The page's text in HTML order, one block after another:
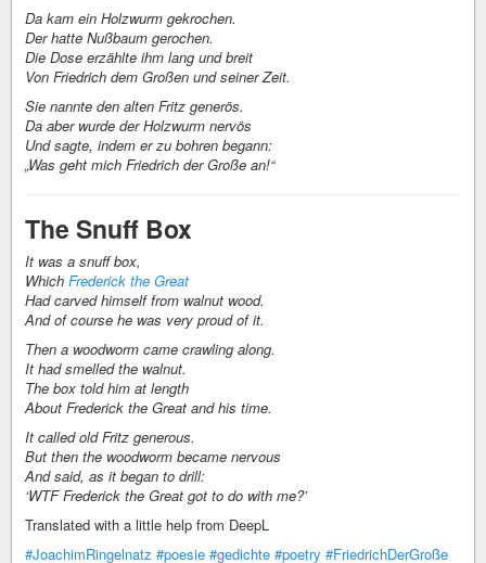
Da kam ein Holzwurm gekrochen.
Der hatte Nußbaum gerochen.
Die Dose erzählte ihm lang und breit
Von Friedrich dem Großen und seiner Zeit.
Sie nannte den alten Fritz generös.
Da aber wurde der Holzwurm nervös
Und sagte, indem er zu bohren begann:
„Was geht mich Friedrich der Große an!“
The Snuff Box
It was a snuff box,
Which Frederick the Great
Had carved himself from walnut wood.
And of course he was very proud of it.
Then a woodworm came crawling along.
It had smelled the walnut.
The box told him at length
About Frederick the Great and his time.
It called old Fritz generous.
But then the woodworm became nervous
And said, as it began to drill:
‘WTF Frederick the Great got to do with me?’
Translated with a little help from DeepL
#JoachimRingelnatz #poesie #gedichte #poetry #FriedrichDerGroße